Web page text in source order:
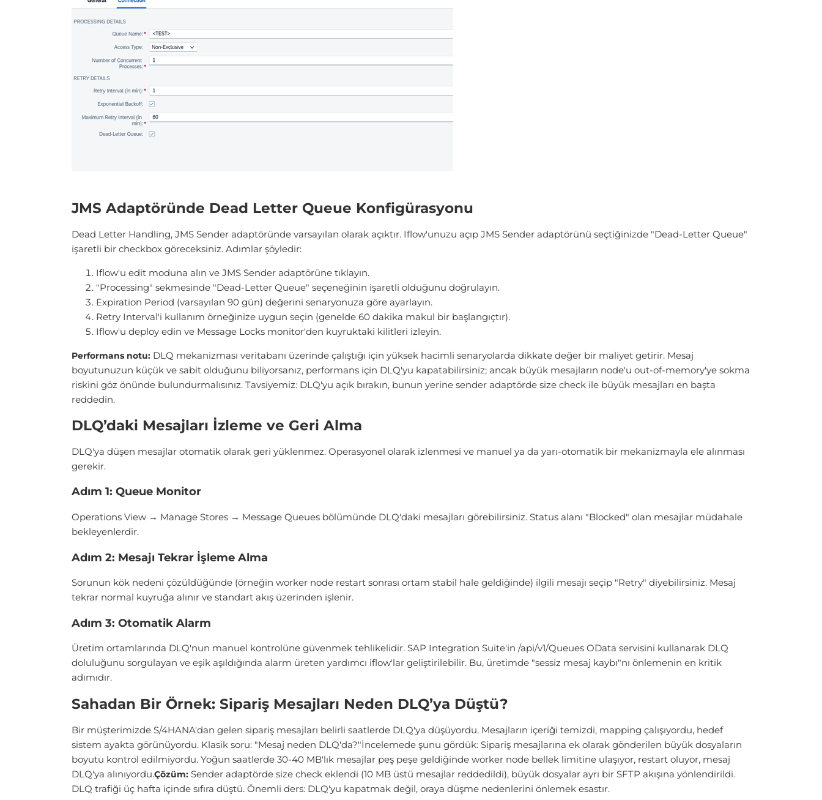
JMS Adaptöründe Dead Letter Queue Konfigürasyonu
Dead Letter Handling, JMS Sender adaptöründe varsayılan olarak açıktır. Iflow'unuzu açıp JMS Sender adaptörünü seçtiğinizde "Dead-Letter Queue"
işaretli bir checkbox göreceksiniz. Adımlar şöyledir:
Iflow'u edit moduna alın ve JMS Sender adaptörüne tıklayın.
"Processing" sekmesinde "Dead-Letter Queue" seçeneğinin işaretli olduğunu doğrulayın.
Expiration Period (varsayılan 90 gün) değerini senaryonuza göre ayarlayın.
Retry Interval'i kullanım örneğinize uygun seçin (genelde 60 dakika makul bir başlangıçtır).
Iflow'u deploy edin ve Message Locks monitor'den kuyruktaki kilitleri izleyin.
Performans notu: DLQ mekanizması veritabanı üzerinde çalıştığı için yüksek hacimli senaryolarda dikkate değer bir maliyet getirir. Mesaj
boyutunuzun küçük ve sabit olduğunu biliyorsanız, performans için DLQ'yu kapatabilirsiniz; ancak büyük mesajların node'u out-of-memory'ye sokma
riskini göz önünde bulundurmalısınız. Tavsiyemiz: DLQ'yu açık bırakın, bunun yerine sender adaptörde size check ile büyük mesajları en başta
reddedin.
DLQ’daki Mesajları İzleme ve Geri Alma
DLQ'ya düşen mesajlar otomatik olarak geri yüklenmez. Operasyonel olarak izlenmesi ve manuel ya da yarı-otomatik bir mekanizmayla ele alınması
gerekir.
Adım 1: Queue Monitor
Operations View → Manage Stores → Message Queues bölümünde DLQ'daki mesajları görebilirsiniz. Status alanı "Blocked" olan mesajlar müdahale
bekleyenlerdir.
Adım 2: Mesajı Tekrar İşleme Alma
Sorunun kök nedeni çözüldüğünde (örneğin worker node restart sonrası ortam stabil hale geldiğinde) ilgili mesajı seçip "Retry" diyebilirsiniz. Mesaj
tekrar normal kuyruğa alınır ve standart akış üzerinden işlenir.
Adım 3: Otomatik Alarm
Üretim ortamlarında DLQ'nun manuel kontrolüne güvenmek tehlikelidir. SAP Integration Suite'in /api/v1/Queues OData servisini kullanarak DLQ
doluluğunu sorgulayan ve eşik aşıldığında alarm üreten yardımcı iflow'lar geliştirilebilir. Bu, üretimde "sessiz mesaj kaybı"nı önlemenin en kritik
adımıdır.
Sahadan Bir Örnek: Sipariş Mesajları Neden DLQ’ya Düştü?
Bir müşterimizde S/4HANA'dan gelen sipariş mesajları belirli saatlerde DLQ'ya düşüyordu. Mesajların içeriği temizdi, mapping çalışıyordu, hedef
sistem ayakta görünüyordu. Klasik soru: "Mesaj neden DLQ'da?"İncelemede şunu gördük: Sipariş mesajlarına ek olarak gönderilen büyük dosyaların
boyutu kontrol edilmiyordu. Yoğun saatlerde 30-40 MB'lık mesajlar peş peşe geldiğinde worker node bellek limitine ulaşıyor, restart oluyor, mesaj
DLQ'ya alınıyordu.Çözüm: Sender adaptörde size check eklendi (10 MB üstü mesajlar reddedildi), büyük dosyalar ayrı bir SFTP akışına yönlendirildi.
DLQ trafiği üç hafta içinde sıfıra düştü. Önemli ders: DLQ'yu kapatmak değil, oraya düşme nedenlerini önlemek esastır.